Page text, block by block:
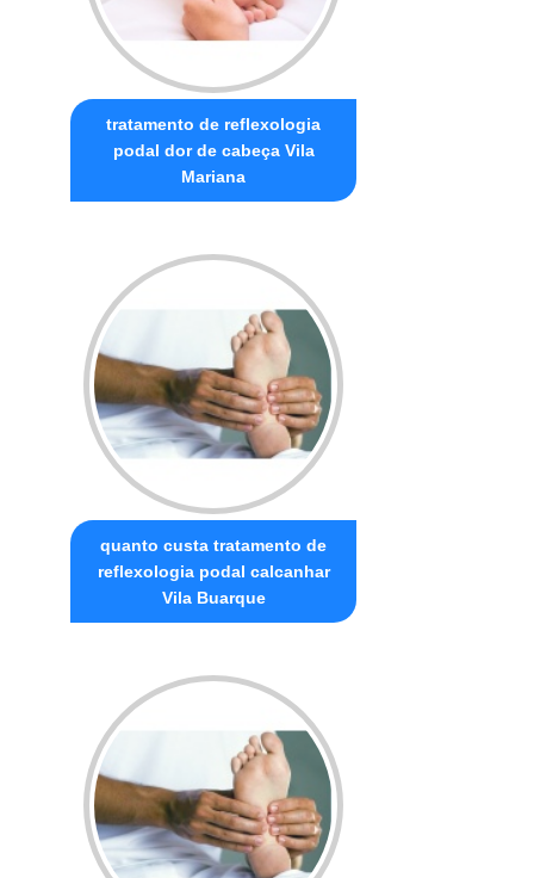
tratamento de reflexologia
podal dor de cabeça Vila
Mariana
quanto custa tratamento de
reflexologia podal calcanhar
Vila Buarque